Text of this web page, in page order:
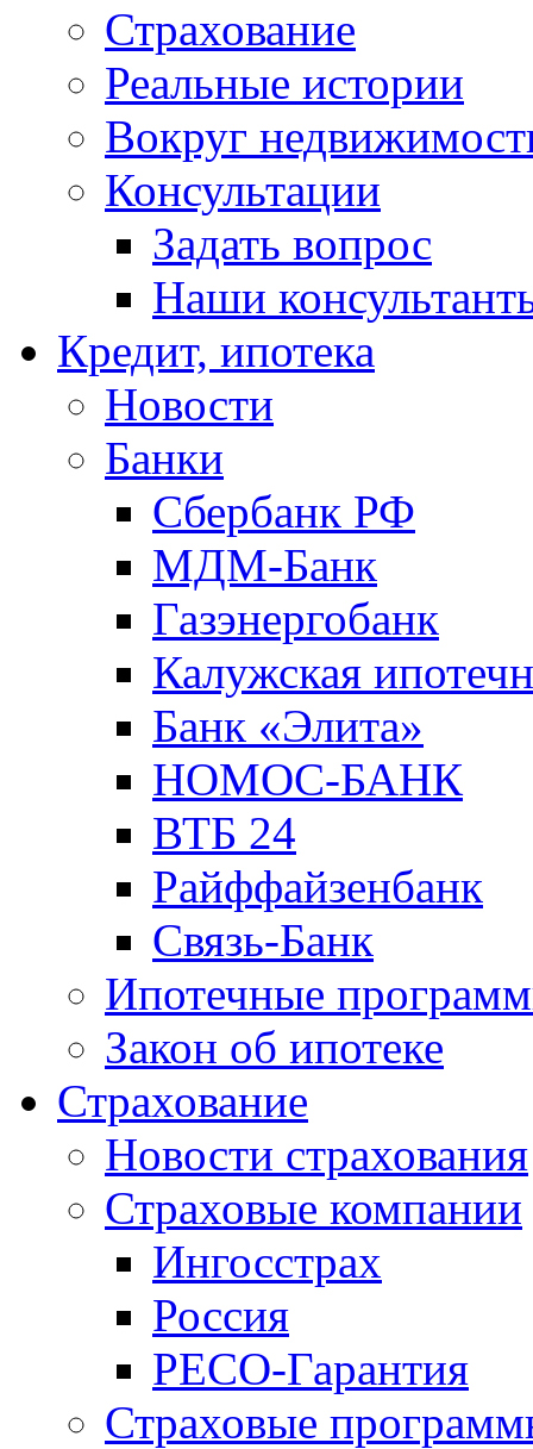
Страхование
Реальные истории
Вокруг
Консультации
Задать вопрос
Наши
Кредит, ипотека
Новости
Банки
Сбербанк РФ
МДМ-Банк
Газэнергобанк
Калужская
Банк «Элита»
НОМОС-БАНК
ВТБ 24
Райффайзенбанк
Связь-Банк
Ипотечные
Закон об ипотеке
Страхование
Новости страхования
Страховые компании
Ингосстрах
Россия
РЕСО-Гарантия
Страховые